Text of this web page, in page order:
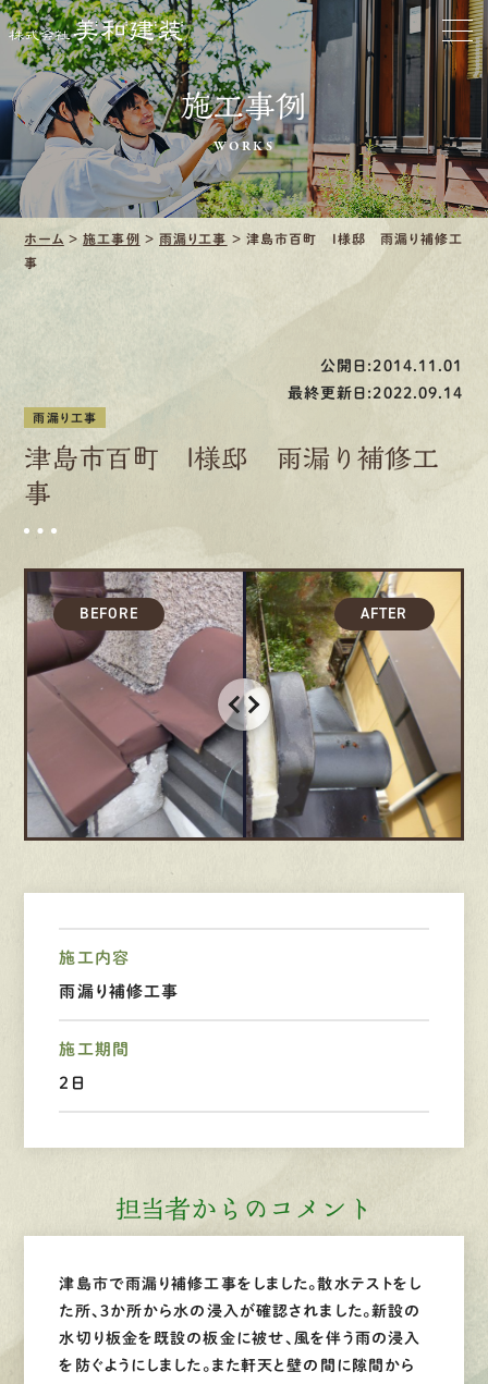
お家をきれいに
会社をきれいに
クリーニング
口コミ・レビュー紹介
募集要項
先輩インタビュー
エントリー
者 が、無料建物 診断いたします!!
0120-44-2605
施工事例
WORKS
ホーム >施工事例 >雨漏り工事 > 津島市百町 I様邸 雨漏り補修工
事
公開日:2014.11.01
最終更新日:2022.09.14
雨漏り工事
津島市百町 I様邸 雨漏り補修工
事
施工内容
雨漏り補修工事
施工期間
２日
担当者からのコメント
津島市で雨漏り補修工事をしました。散水テストをし
た所、３か所から水の浸入が確認されました。新設の
水切り板金を既設の板金に被せ、風を伴う雨の浸入
を防ぐようにしました。また軒天と壁の間に隙間から